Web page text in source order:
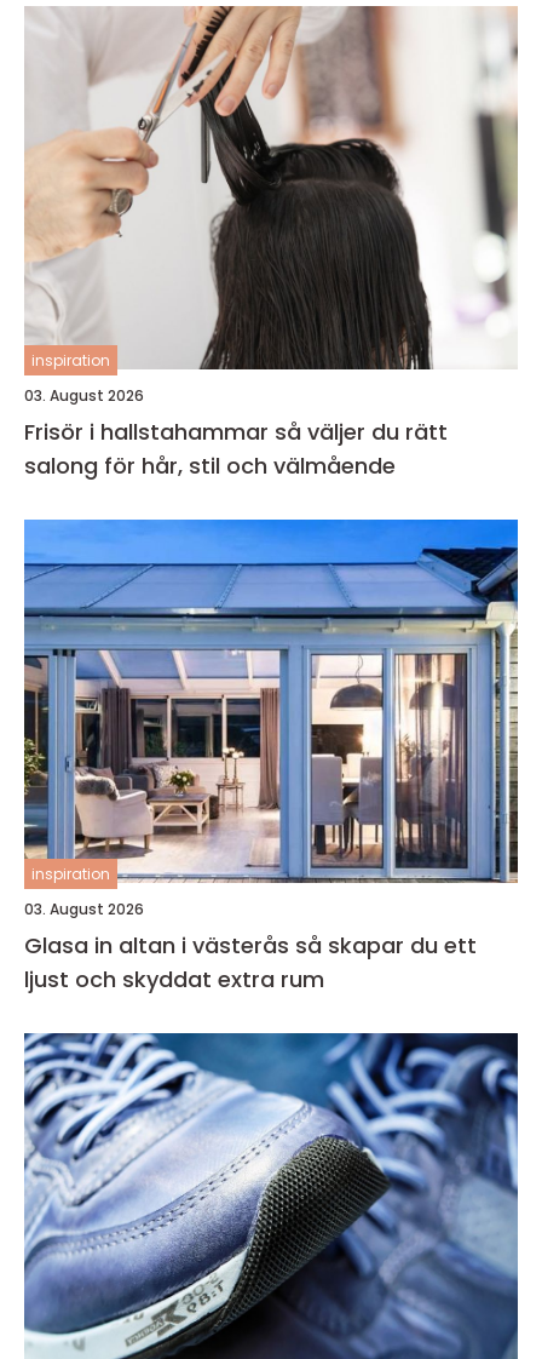
inspiration
03. August 2026
Frisör i hallstahammar så väljer du rätt
salong för hår, stil och välmående
inspiration
03. August 2026
Glasa in altan i västerås så skapar du ett
ljust och skyddat extra rum